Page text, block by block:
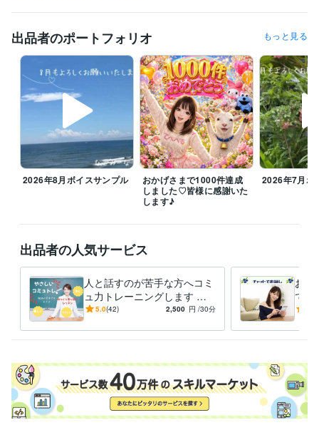
⭐️水曜は朝８時前後から断続的な待機予定となります
変更の場合もあるので→（DMでご確認くださきませ）
⭐️その他待機できるときはしております
ꕤ8月のご挨拶
毎日暑い日が続いていますね、体調崩されてないでしょうか？こう暑い
と何もする気になりませんよね。
お休みの日はゆっくりお家で過ごすのがよきかもです。誰かと話した
い、寂しい、愚痴言いたい時はお話ししにきてくださいね
今月も皆様が笑顔になるお手伝いをさせていただきたいと思っておりま
すのでどうぞよろしくお願いいたします(*ᴗ͈ˬᴗ͈)ꕤ*.ﾟ
雑談からお悩みまでぜひお電話お待ちしております！みなさまの心が和
み笑顔になりますように(⁎ᵕᴗᵕ⁎)
8月もよろしくお願いいたします( ⁎ᵕᴗᵕ⁎ )❤︎
経験職種
営業 / 営業事務・アシスタント 経験年数 : 10年
事務・ビジネスサポート / 事務（一般事務） 経験年数 : 10年
ライフスタイル・その他 / 保育士・ベビーシッター 経験年数 : 2年
某メーカー 1992年3月 ~ 1993年5月
ファストフード 1994年3月 ~ 1997年2月
地域センター 2009年3月 ~ 2012年2月
住宅関連 2010年7月 ~ 2014年11月
建設関連 2013年3月 ~ 2017年7月
出品者のポートフォリオ もっと見る
2026年8月ボイスサンプル
おかげさまで1000件達成
しました♡皆様に感謝いた
します♪
2026年7月ボ
出品者の人気サービス
人と話すのが苦手な方へコミ
ュ力トレーニングします 会
話が苦手でも大丈夫！「自分
ッスン
5.0(42) 2,500 円 /30分
お電
でお
話